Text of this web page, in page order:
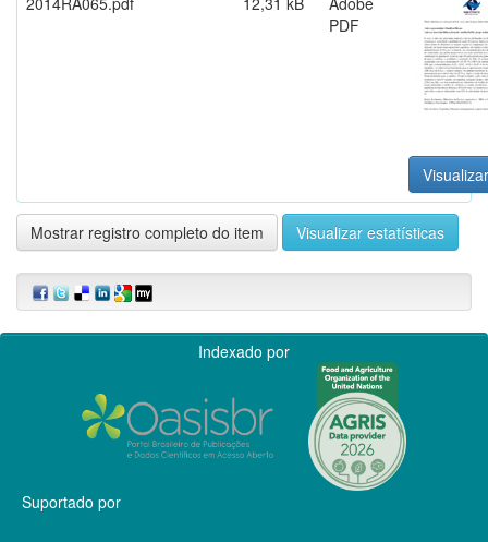
PDF
Mostrar registro completo do item Visualizar estatísticas
Indexado por
Suportado por